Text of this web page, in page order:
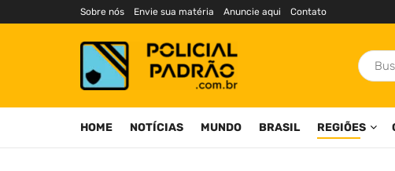
Sobre nós Envie sua matéria Anuncie aqui Contato
HOME NOTÍCIAS MUNDO BRASIL REGIÕES